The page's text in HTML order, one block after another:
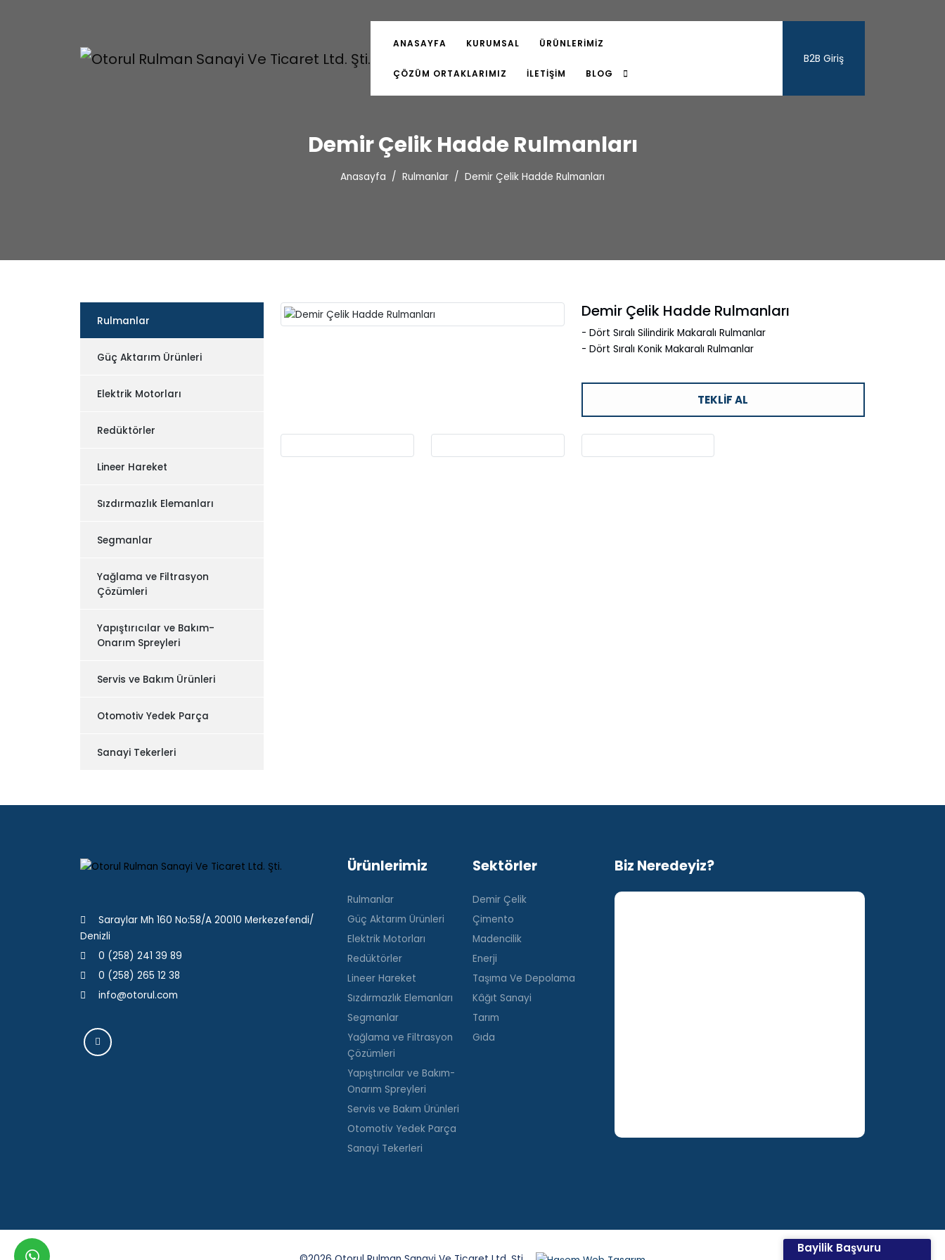
ANASAYFA KURUMSAL ÜRÜNLERIMIZ
ÇÖZÜM ORTAKLARIMIZ İLETIŞIM BLOG
B2B Giriş
whatsapp
Bayilik Başvuru
Demir Çelik Hadde Rulmanları
Anasayfa Rulmanlar Demir Çelik Hadde Rulmanları
Rulmanlar
Güç Aktarım Ürünleri
Elektrik Motorları
Redüktörler
Lineer Hareket
Sızdırmazlık Elemanları
Segmanlar
Yağlama ve Filtrasyon
Çözümleri
Yapıştırıcılar ve Bakım-
Onarım Spreyleri
Servis ve Bakım Ürünleri
Otomotiv Yedek Parça
Sanayi Tekerleri
Demir Çelik Hadde Rulmanları
- Dört Sıralı Silindirik Makaralı Rulmanlar
- Dört Sıralı Konik Makaralı Rulmanlar
TEKLIF AL
Saraylar Mh 160 No:58/A 20010 Merkezefendi/
Denizli
0 (258) 241 39 89
0 (258) 265 12 38
info@otorul.com
Ürünlerimiz
Rulmanlar
Güç Aktarım Ürünleri
Elektrik Motorları
Redüktörler
Lineer Hareket
Sızdırmazlık Elemanları
Segmanlar
Yağlama ve Filtrasyon
Çözümleri
Yapıştırıcılar ve Bakım-
Onarım Spreyleri
Servis ve Bakım Ürünleri
Otomotiv Yedek Parça
Sanayi Tekerleri
Sektörler
Demir Çelik
Çimento
Madencilik
Enerji
Taşıma Ve Depolama
Kâğıt Sanayi
Tarım
Gıda
Biz Neredeyiz?